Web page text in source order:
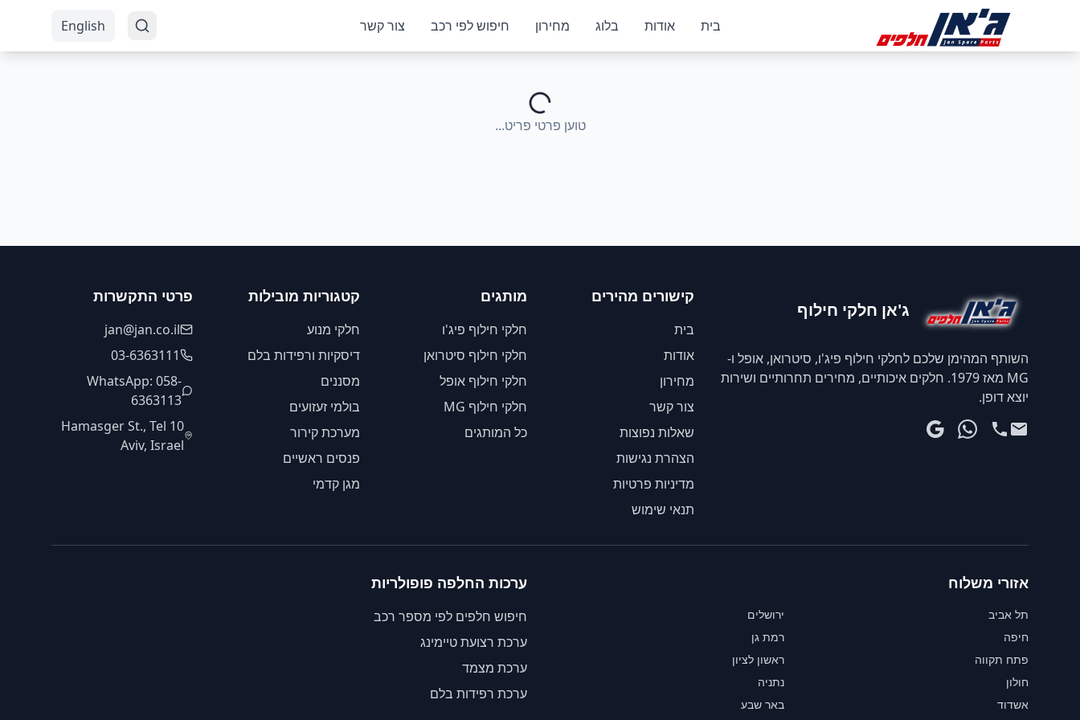
בית
אודות בלוג מחירון חיפוש לפי רכב צור קשר English
טוען פרטי פריט...
ג'אן חלקי חילוף
השותף המהימן שלכם לחלקי חילוף פיג'ו, סיטרואן, אופל ו-
MG מאז 1979. חלקים איכותיים, מחירים תחרותיים ושירות
יוצא דופן.
קישורים מהירים
בית
אודות
מחירון
צור קשר
שאלות נפוצות
הצהרת נגישות
מדיניות פרטיות
תנאי שימוש
מותגים
חלקי חילוף פיג'ו
חלקי חילוף סיטרואן
חלקי חילוף אופל
חלקי חילוף MG
כל המותגים
קטגוריות מובילות
חלקי מנוע
דיסקיות ורפידות בלם
מסננים
בולמי זעזועים
מערכת קירור
פנסים ראשיים
מגן קדמי
פרטי התקשרות
jan@jan.co.il
03-6363111
WhatsApp: 058-
6363113
10 Hamasger St., Tel
Aviv, Israel
אזורי משלוח
תל אביב
ירושלים
חיפה
רמת גן
פתח תקווה
ראשון לציון
חולון
נתניה
אשדוד
באר שבע
ערכות החלפה פופולריות
חיפוש חלפים לפי מספר רכב
ערכת רצועת טיימינג
ערכת מצמד
ערכת רפידות בלם